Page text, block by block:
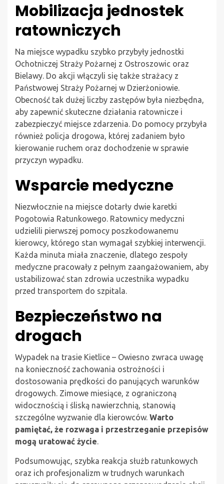
Mobilizacja jednostek
ratowniczych
Na miejsce wypadku szybko przybyły jednostki
Ochotniczej Straży Pożarnej z Ostroszowic oraz
Bielawy. Do akcji włączyli się także strażacy z
Państwowej Straży Pożarnej w Dzierżoniowie.
Obecność tak dużej liczby zastępów była niezbędna,
aby zapewnić skuteczne działania ratownicze i
zabezpieczyć miejsce zdarzenia. Do pomocy przybyła
również policja drogowa, której zadaniem było
kierowanie ruchem oraz dochodzenie w sprawie
przyczyn wypadku.
Wsparcie medyczne
Niezwłocznie na miejsce dotarły dwie karetki
Pogotowia Ratunkowego. Ratownicy medyczni
udzielili pierwszej pomocy poszkodowanemu
kierowcy, którego stan wymagał szybkiej interwencji.
Każda minuta miała znaczenie, dlatego zespoły
medyczne pracowały z pełnym zaangażowaniem, aby
ustabilizować stan zdrowia uczestnika wypadku
przed transportem do szpitala.
Bezpieczeństwo na
drogach
Wypadek na trasie Kietlice – Owiesno zwraca uwagę
na konieczność zachowania ostrożności i
dostosowania prędkości do panujących warunków
drogowych. Zimowe miesiące, z ograniczoną
widocznością i śliską nawierzchnią, stanowią
szczególne wyzwanie dla kierowców. Warto
pamiętać, że rozwaga i przestrzeganie przepisów
mogą uratować życie.
Podsumowując, szybka reakcja służb ratunkowych
oraz ich profesjonalizm w trudnych warunkach